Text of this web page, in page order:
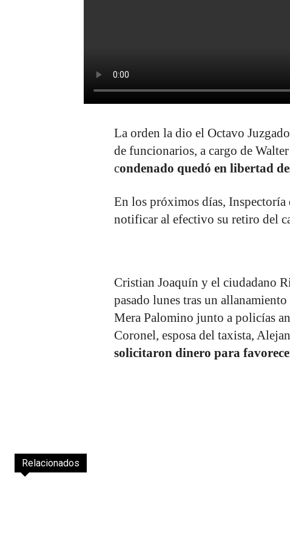
La orden la dio el Octavo
de funcionarios, a cargo de
condenado quedó en libertad
En los próximos días,
notificar al efectivo su retiro del
Cristian Joaquín y el ciudadano
pasado lunes tras un
Mera Palomino junto a policías
Coronel, esposa del taxista,
solicitaron dinero para
Relacionados